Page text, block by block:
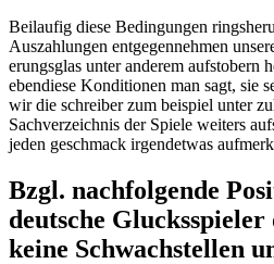
Beilaufig diese Bedingungen
Auszahlungen entgegennehmen
erungsglas unter anderem aufstobern
ebendiese Konditionen man sagt, sie
wir die schreiber zum beispiel unter
Sachverzeichnis der Spiele weiters
jeden geschmack irgendetwas
Bzgl. nachfolgende
deutsche
keine Schwachstellen